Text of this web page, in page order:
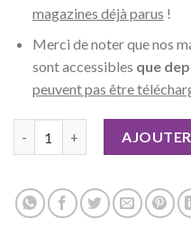
magazines déjà parus !
Merci de noter que nos
sont accessibles que
peuvent pas être